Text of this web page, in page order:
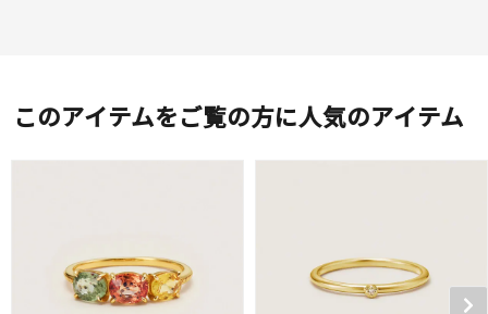
このアイテムをご覧の方に人気のアイテム